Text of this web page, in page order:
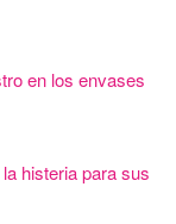
en los envases
histeria para sus